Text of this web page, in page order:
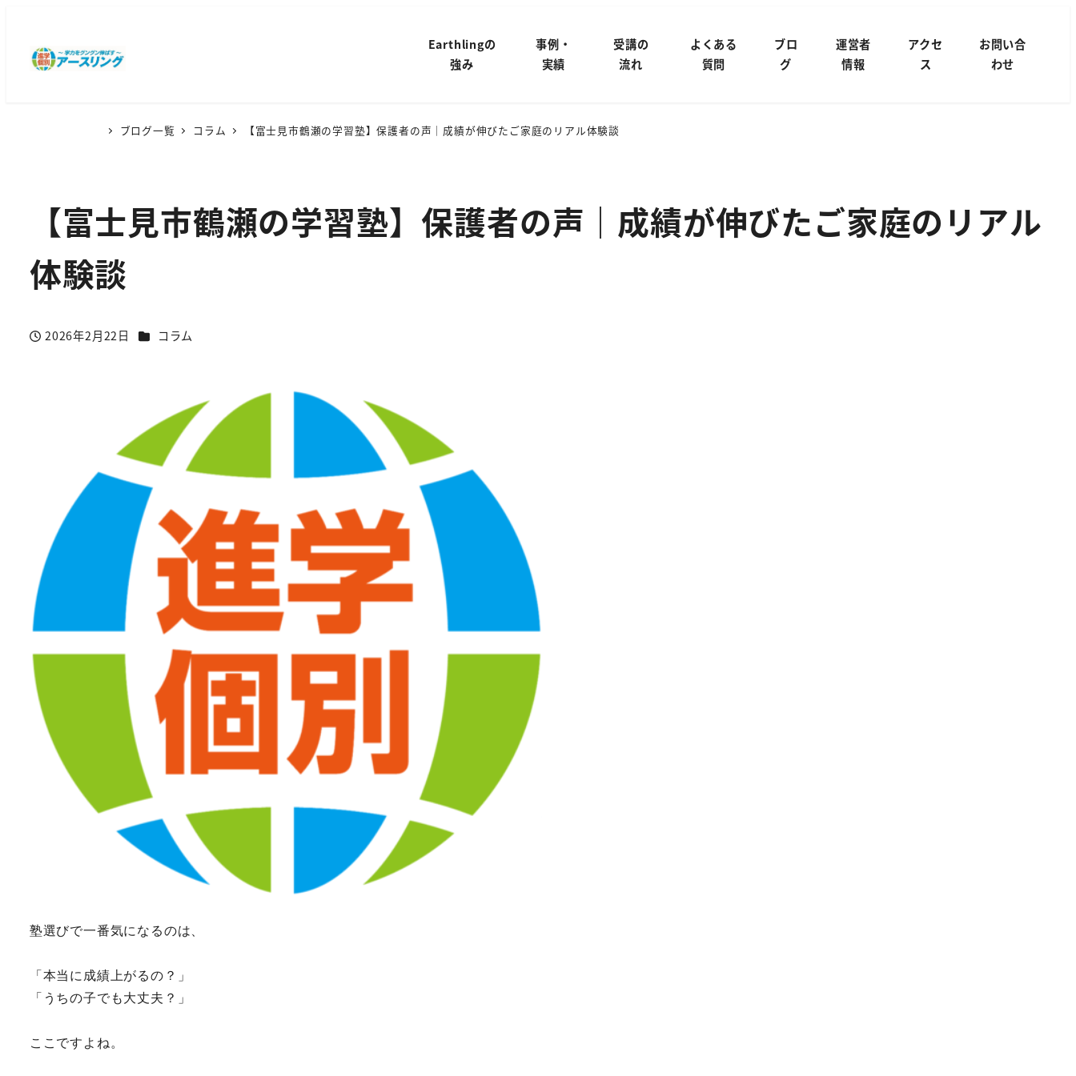
Earthlingの
強み
事例・
実績
受講の
流れ
よくある
質問
ブロ
グ
運営者
情報
アクセ
ス
お問い合
わせ
ブログ一覧 コラム 【富士見市鶴瀬の学習塾】保護者の声｜成績が伸びたご家庭のリアル体験談
【富士見市鶴瀬の学習塾】保護者の声｜成績が伸びたご家庭のリアル
体験談
投稿日
2026年2月22日 カテゴリー
コラム
塾選びで一番気になるのは、
「本当に成績上がるの？」
「うちの子でも大丈夫？」
ここですよね。